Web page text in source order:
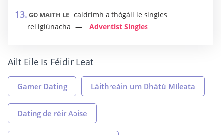
GO MAITH LE caidrimh a thógáil le singles
reiligiúnacha
Adventist Singles
Ailt Eile Is Féidir Leat
Gamer Dating Láithreáin um Dhátú Míleata
Dating de réir Aoise